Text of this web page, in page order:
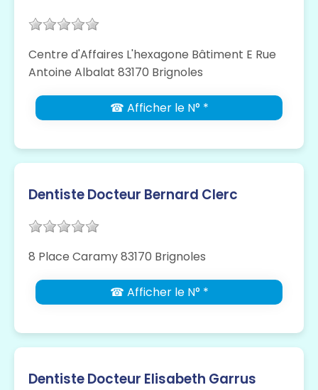
Centre d'Affaires L'hexagone Bâtiment E Rue
Antoine Albalat 83170 Brignoles
☎ Afficher le N° *
Dentiste Docteur Bernard Clerc
8 Place Caramy 83170 Brignoles
☎ Afficher le N° *
Dentiste Docteur Elisabeth Garrus